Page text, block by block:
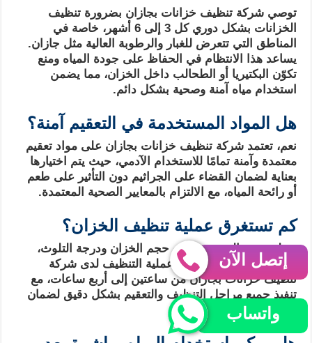
توصي شركة تنظيف خزانات بجازان بضرورة تنظيف
الخزانات بشكل دوري كل 3 إلى 6 أشهر، خاصة في
المناطق التي تتعرض للغبار والرطوبة العالية مثل جازان.
يساعد هذا الانتظام في الحفاظ على جودة المياه ومنع
تكوّن البكتيريا أو الطحالب داخل الخزان، مما يضمن
استخدام مياه آمنة وصحية بشكل دائم.
هل المواد المستخدمة في التعقيم آمنة؟
نعم، تعتمد شركة تنظيف خزانات بجازان على مواد تعقيم
معتمدة وآمنة تمامًا للاستخدام الآدمي، حيث يتم اختيارها
بعناية لضمان القضاء على الجراثيم دون التأثير على طعم
أو رائحة المياه، مع الالتزام بالمعايير الصحية المعتمدة.
كم تستغرق عملية تنظيف الخزان؟
تختلف مدة الخدمة حسب حجم الخزان ودرجة التلوث،
ولكن في الغالب تستغرق عملية التنظيف لدى شركة
تنظيف خزانات بجازان من ساعتين إلى أربع ساعات، مع
تنفيذ جميع مراحل التنظيف والتعقيم بشكل دقيق لضمان
أفضل نتيجة.
إتصل الآن
واتساب